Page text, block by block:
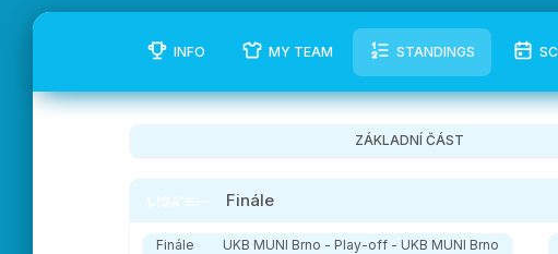
INFO MY TEAM STANDINGS
ZÁKLADNÍ ČÁST
Finále
Finále UKB MUNI Brno - Play-off - UKB MUNI Brno